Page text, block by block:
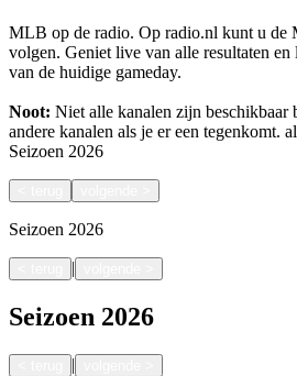
MLB op de radio. Op radio.nl kunt u de
volgen. Geniet live van alle resultaten en
van de huidige gameday.
Noot: Niet alle kanalen zijn beschikbaar
andere kanalen als je er een tegenkomt.
Seizoen 2026
Seizoen 2026
|
Seizoen 2026
|